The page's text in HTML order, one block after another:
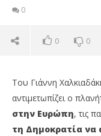
0
0 0
Του Γιάννη
αντιμετωπίζει ο
στην Ευρώπη, τις
τη Δημοκρατία να